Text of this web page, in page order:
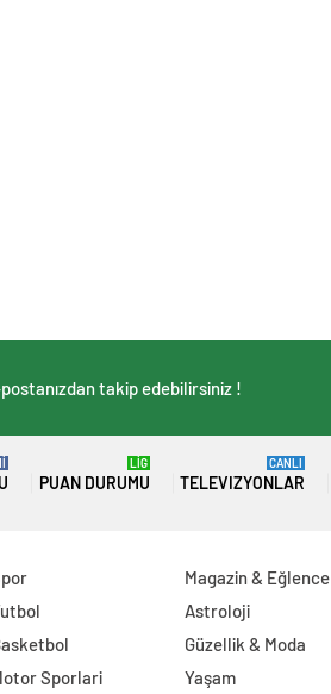
takip edebilirsiniz !
PUAN DURUMU
LİG
TELEVIZYONLAR
CANLI
Sporlari
Magazin & Eğlence
Astroloji
Güzellik & Moda
Yaşam